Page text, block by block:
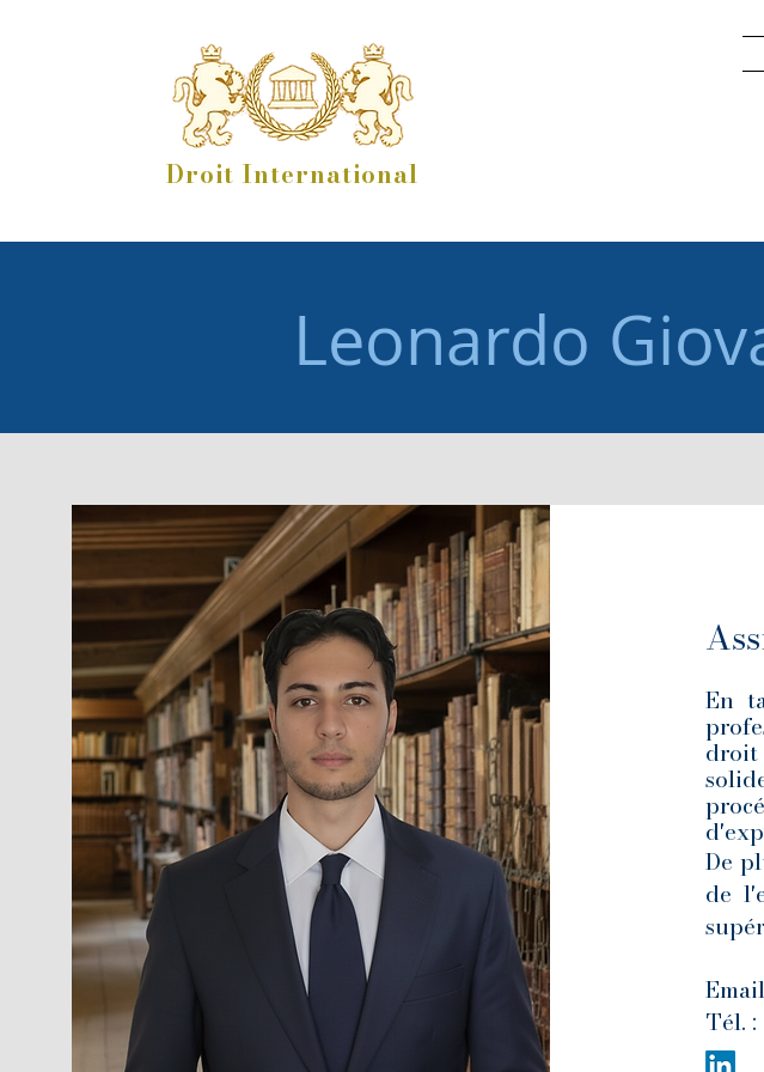
Droit International
Leonardo
En
droit
De
de
Tél. :